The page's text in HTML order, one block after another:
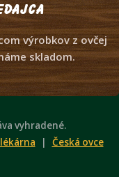
výrobkov z ovčej
skladom.
vyhradené.
| Česká ovce